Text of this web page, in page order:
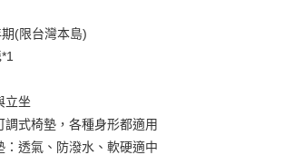
行
行
星展（台灣）商業銀行
中國信託商業銀行
免運費
含以上)免運費
(限台灣本島)
立坐
調式椅墊，各種身形都適用
：透氣、防潑水、軟硬適中